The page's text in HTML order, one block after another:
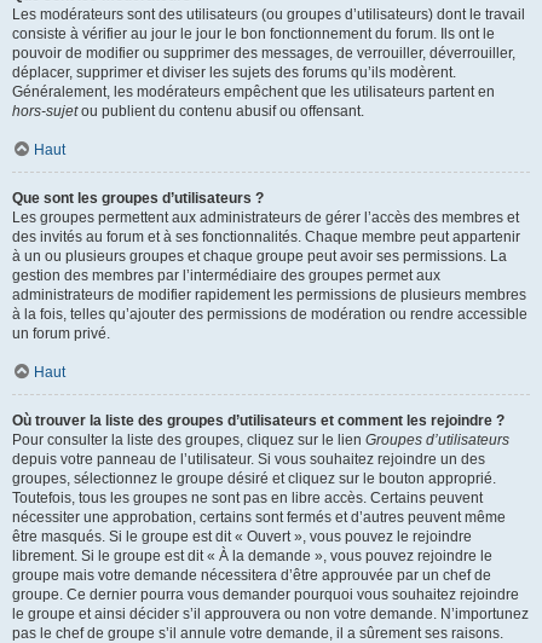
Les modérateurs sont des utilisateurs (ou groupes d’utilisateurs) dont le travail
consiste à vérifier au jour le jour le bon fonctionnement du forum. Ils ont le
pouvoir de modifier ou supprimer des messages, de verrouiller, déverrouiller,
déplacer, supprimer et diviser les sujets des forums qu’ils modèrent.
Généralement, les modérateurs empêchent que les utilisateurs partent en
hors-sujetou publient du contenu abusif ou offensant.
Haut
Que sont les groupes d’utilisateurs ?
Les groupes permettent aux administrateurs de gérer l’accès des membres et
des invités au forum et à ses fonctionnalités. Chaque membre peut appartenir
à un ou plusieurs groupes et chaque groupe peut avoir ses permissions. La
gestion des membres par l’intermédiaire des groupes permet aux
administrateurs de modifier rapidement les permissions de plusieurs membres
à la fois, telles qu’ajouter des permissions de modération ou rendre accessible
un forum privé.
Haut
Où trouver la liste des groupes d’utilisateurs et comment les rejoindre ?
Pour consulter la liste des groupes, cliquez sur le lien Groupes d’utilisateurs
depuis votre panneau de l’utilisateur. Si vous souhaitez rejoindre un des
groupes, sélectionnez le groupe désiré et cliquez sur le bouton approprié.
Toutefois, tous les groupes ne sont pas en libre accès. Certains peuvent
nécessiter une approbation, certains sont fermés et d’autres peuvent même
être masqués. Si le groupe est dit « Ouvert », vous pouvez le rejoindre
librement. Si le groupe est dit « À la demande », vous pouvez rejoindre le
groupe mais votre demande nécessitera d’être approuvée par un chef de
groupe. Ce dernier pourra vous demander pourquoi vous souhaitez rejoindre
le groupe et ainsi décider s’il approuvera ou non votre demande. N’importunez
pas le chef de groupe s’il annule votre demande, il a sûrement ses raisons.